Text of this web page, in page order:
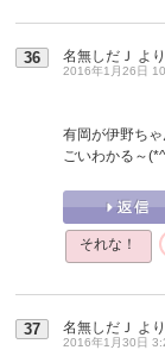
36 名無しだＪ より
2016年1月26日
有岡が伊野ち
ごいわかる～
それな！
37 名無しだＪ より
2016年1月30日